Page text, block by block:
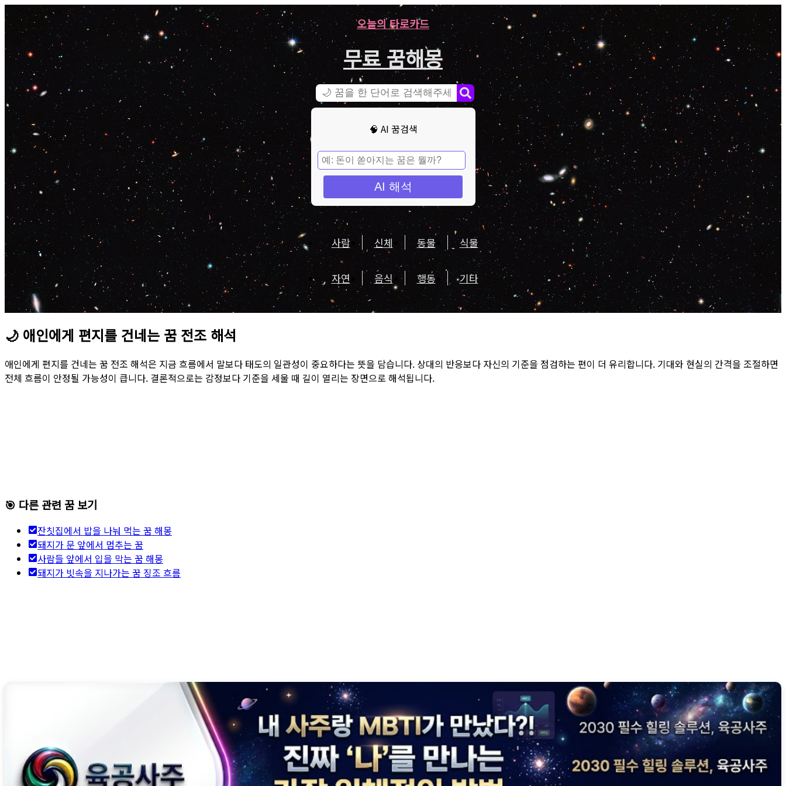
오늘의 타로카드
무료 꿈해몽
🧠 AI 꿈검색
AI 해석
사람 신체 동물 식물
자연 음식 행동 기타
🌙 애인에게 편지를 건네는 꿈 전조 해석
애인에게 편지를 건네는 꿈 전조 해석은 지금 흐름에서 말보다 태도의 일관성이 중요하다는 뜻을 담습니다. 상대의 반응보다 자신의 기준을 점검하는 편이 더 유리합니다. 기대와 현실의 간격을 조절하면
전체 흐름이 안정될 가능성이 큽니다. 결론적으로는 감정보다 기준을 세울 때 길이 열리는 장면으로 해석됩니다.
🎯 다른 관련 꿈 보기
잔칫집에서 밥을 나눠 먹는 꿈 해몽
돼지가 문 앞에서 멈추는 꿈
사람들 앞에서 입을 막는 꿈 해몽
돼지가 빗속을 지나가는 꿈 징조 흐름